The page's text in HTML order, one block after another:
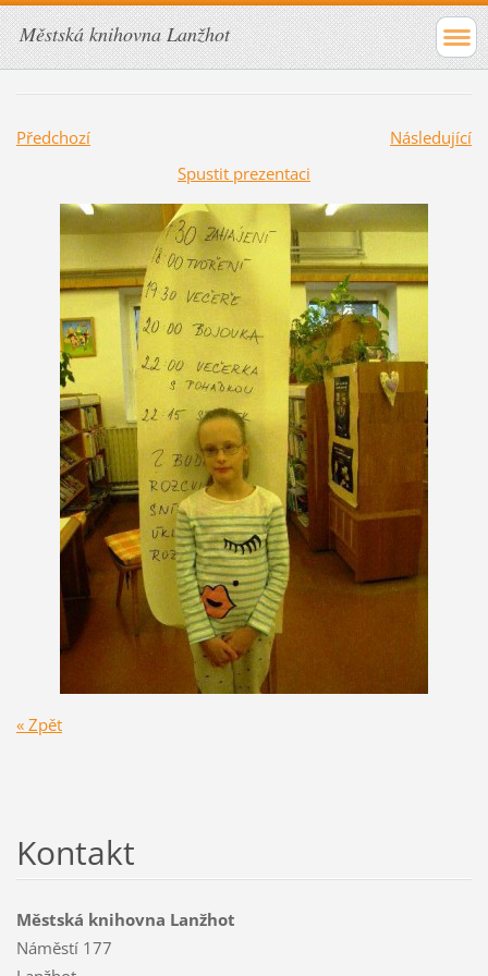
Městská knihovna Lanžhot
Předchozí
Následující
Spustit prezentaci
« Zpět
Kontakt
Městská knihovna Lanžhot
Náměstí 177